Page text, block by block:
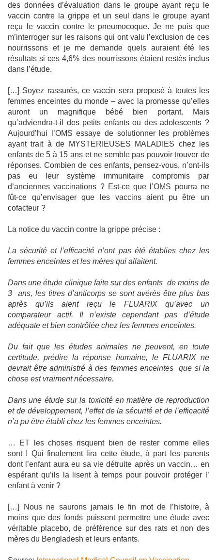
des données d’évaluation dans le groupe ayant reçu le
vaccin contre la grippe et un seul dans le groupe ayant
reçu le vaccin contre le pneumocoque. Je ne puis que
m’interroger sur les raisons qui ont valu l’exclusion de ces
nourrissons et je me demande quels auraient été les
résultats si ces 4,6% des nourrissons étaient restés inclus
dans l’étude.
[…] Soyez rassurés, ce vaccin sera proposé à toutes les
femmes enceintes du monde – avec la promesse qu’elles
auront un magnifique bébé bien portant. Mais
qu’adviendra-t-il des petits enfants ou des adolescents ?
Aujourd’hui l’OMS essaye de solutionner les problèmes
ayant trait à de MYSTERIEUSES MALADIES chez les
enfants de 5 à 15 ans et ne semble pas pouvoir trouver de
réponses. Combien de ces enfants, pensez-vous, n’ont-ils
pas eu leur système immunitaire compromis par
d’anciennes vaccinations ? Est-ce que l’OMS pourra ne
fût-ce qu’envisager que les vaccins aient pu être un
cofacteur ?
La notice du vaccin contre la grippe précise :
La sécurité et l’efficacité n’ont pas été établies chez les
femmes enceintes et les mères qui allaitent.
Dans une étude clinique faite sur des enfants de moins de
3 ans, les titres d’anticorps se sont avérés être plus bas
après qu’ils aient reçu le FLUARIX qu’avec un
comparateur actif.
Il n’existe cependant pas d’étude
adéquate et bien contrôlée chez les femmes enceintes.
Du fait que les études animales ne peuvent, en toute
certitude, prédire la réponse humaine, le FLUARIX ne
devrait être administré à des femmes enceintes
que si la
chose est vraiment nécessaire.
Dans une étude sur la toxicité en matière de reproduction
et de développement, l’effet de la sécurité et de l’efficacité
n’a pu être établi chez les femmes enceintes.
… ET les choses risquent bien de rester comme elles
sont ! Qui finalement lira cette étude, à part les parents
dont l’enfant aura eu sa vie détruite après un vaccin… en
espérant qu’ils la lisent à temps pour pouvoir protéger l’
enfant à venir ?
[…] Nous ne saurons jamais le fin mot de l’histoire, à
moins que des fonds puissent permettre une étude avec
véritable placebo, de préférence sur des rats et non des
mères du Bengladesh et leurs enfants.